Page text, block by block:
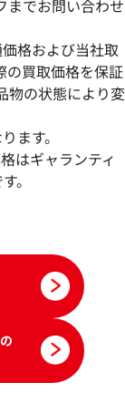
エルメス アザッ
レザー Z刻印 シル
参考買取価格
までお問い合わせ
格および当社取
の買取価格を保証
物の状態により変
ます。
はギャランティ
。